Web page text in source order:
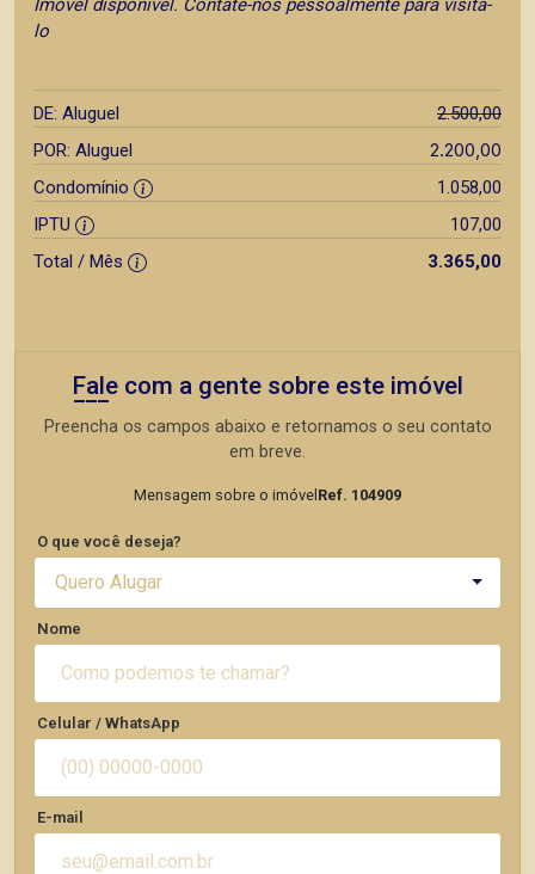
Imóvel disponível. Contate-nos pessoalmente para visita-
lo
DE: Aluguel
2.500,00
POR: Aluguel
2.200,00
Condomínio
1.058,00
IPTU
107,00
Total / Mês
3.365,00
Fale com a gente sobre este imóvel
Preencha os campos abaixo e retornamos o seu contato
em breve.
Mensagem sobre o imóvel Ref. 104909
O que você deseja?
Quero Alugar
Nome
Celular / WhatsApp
E-mail